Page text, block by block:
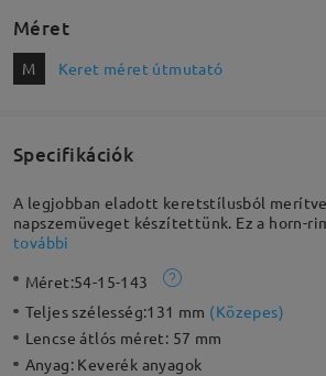
Méret
M Keret méret útmutató
Specifikációk
A legjobban eladott keretstílusból
napszemüveget készítettünk. Ez a horn-
keret elengedhetetlen választás minden
klasszikus formához, lágyan ívelt
részletezett templomkarokkal. Tökéletes
napos napra.
további
Méret:54-15-143
Teljes szélesség:131 mm (Közepes)
Lencse átlós méret: 57 mm
Anyag: Keverék anyagok